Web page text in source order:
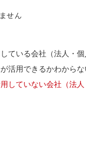
ている会社（法人・
活用できるかわから
していない会社（法